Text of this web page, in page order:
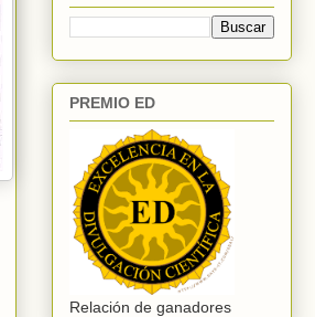
PREMIO ED
Relación de ganadores